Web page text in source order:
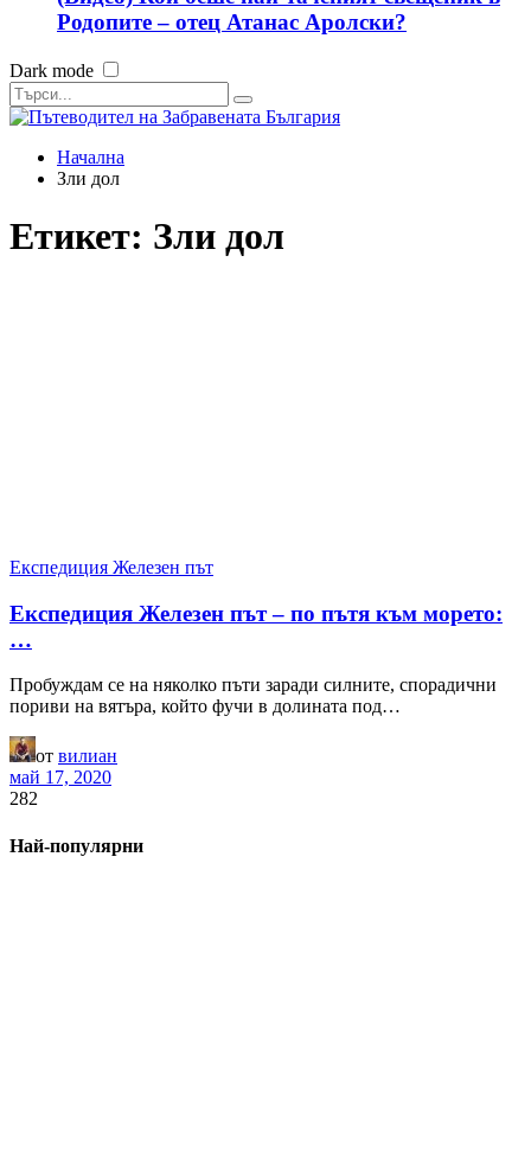
Родопите – отец Атанас Аролски?
Dark mode
Начална
Зли дол
Етикет: Зли дол
Експедиция Железен път
Експедиция Железен път – по пътя към морето:
…
Пробуждам се на няколко пъти заради силните, спорадични
пориви на вятъра, който фучи в долината под…
от вилиан
май 17, 2020
282
Най-популярни